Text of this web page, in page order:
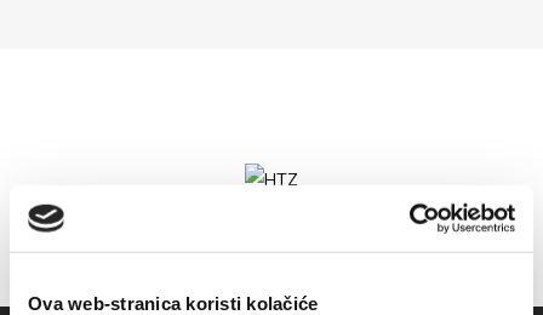
Ova web-stranica koristi kolačiće